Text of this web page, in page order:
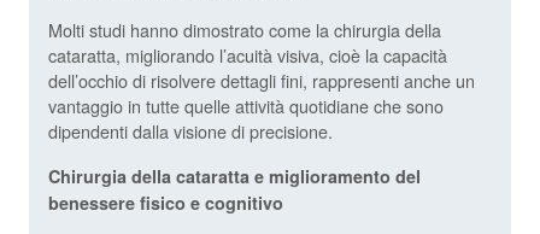
Molti studi hanno dimostrato come la chirurgia della
cataratta, migliorando l’acuità visiva, cioè la capacità
dell’occhio di risolvere dettagli fini, rappresenti anche un
vantaggio in tutte quelle attività quotidiane che sono
dipendenti dalla visione di precisione.
Chirurgia della cataratta e miglioramento del
benessere fisico e cognitivo